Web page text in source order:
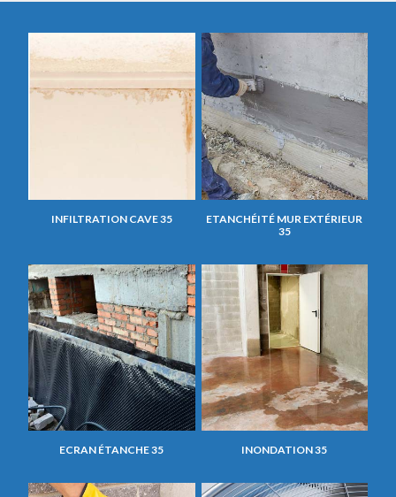
INFILTRATION CAVE 35
ETANCHÉITÉ MUR EXTÉRIEUR
35
ECRAN ÉTANCHE 35 INONDATION 35